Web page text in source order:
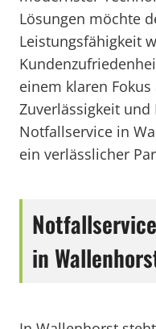
Lösungen möchte
Leistungsfähigkeit
einem klaren
Zuverlässigkeit
Notfallservice in
ein verlässlicher
in